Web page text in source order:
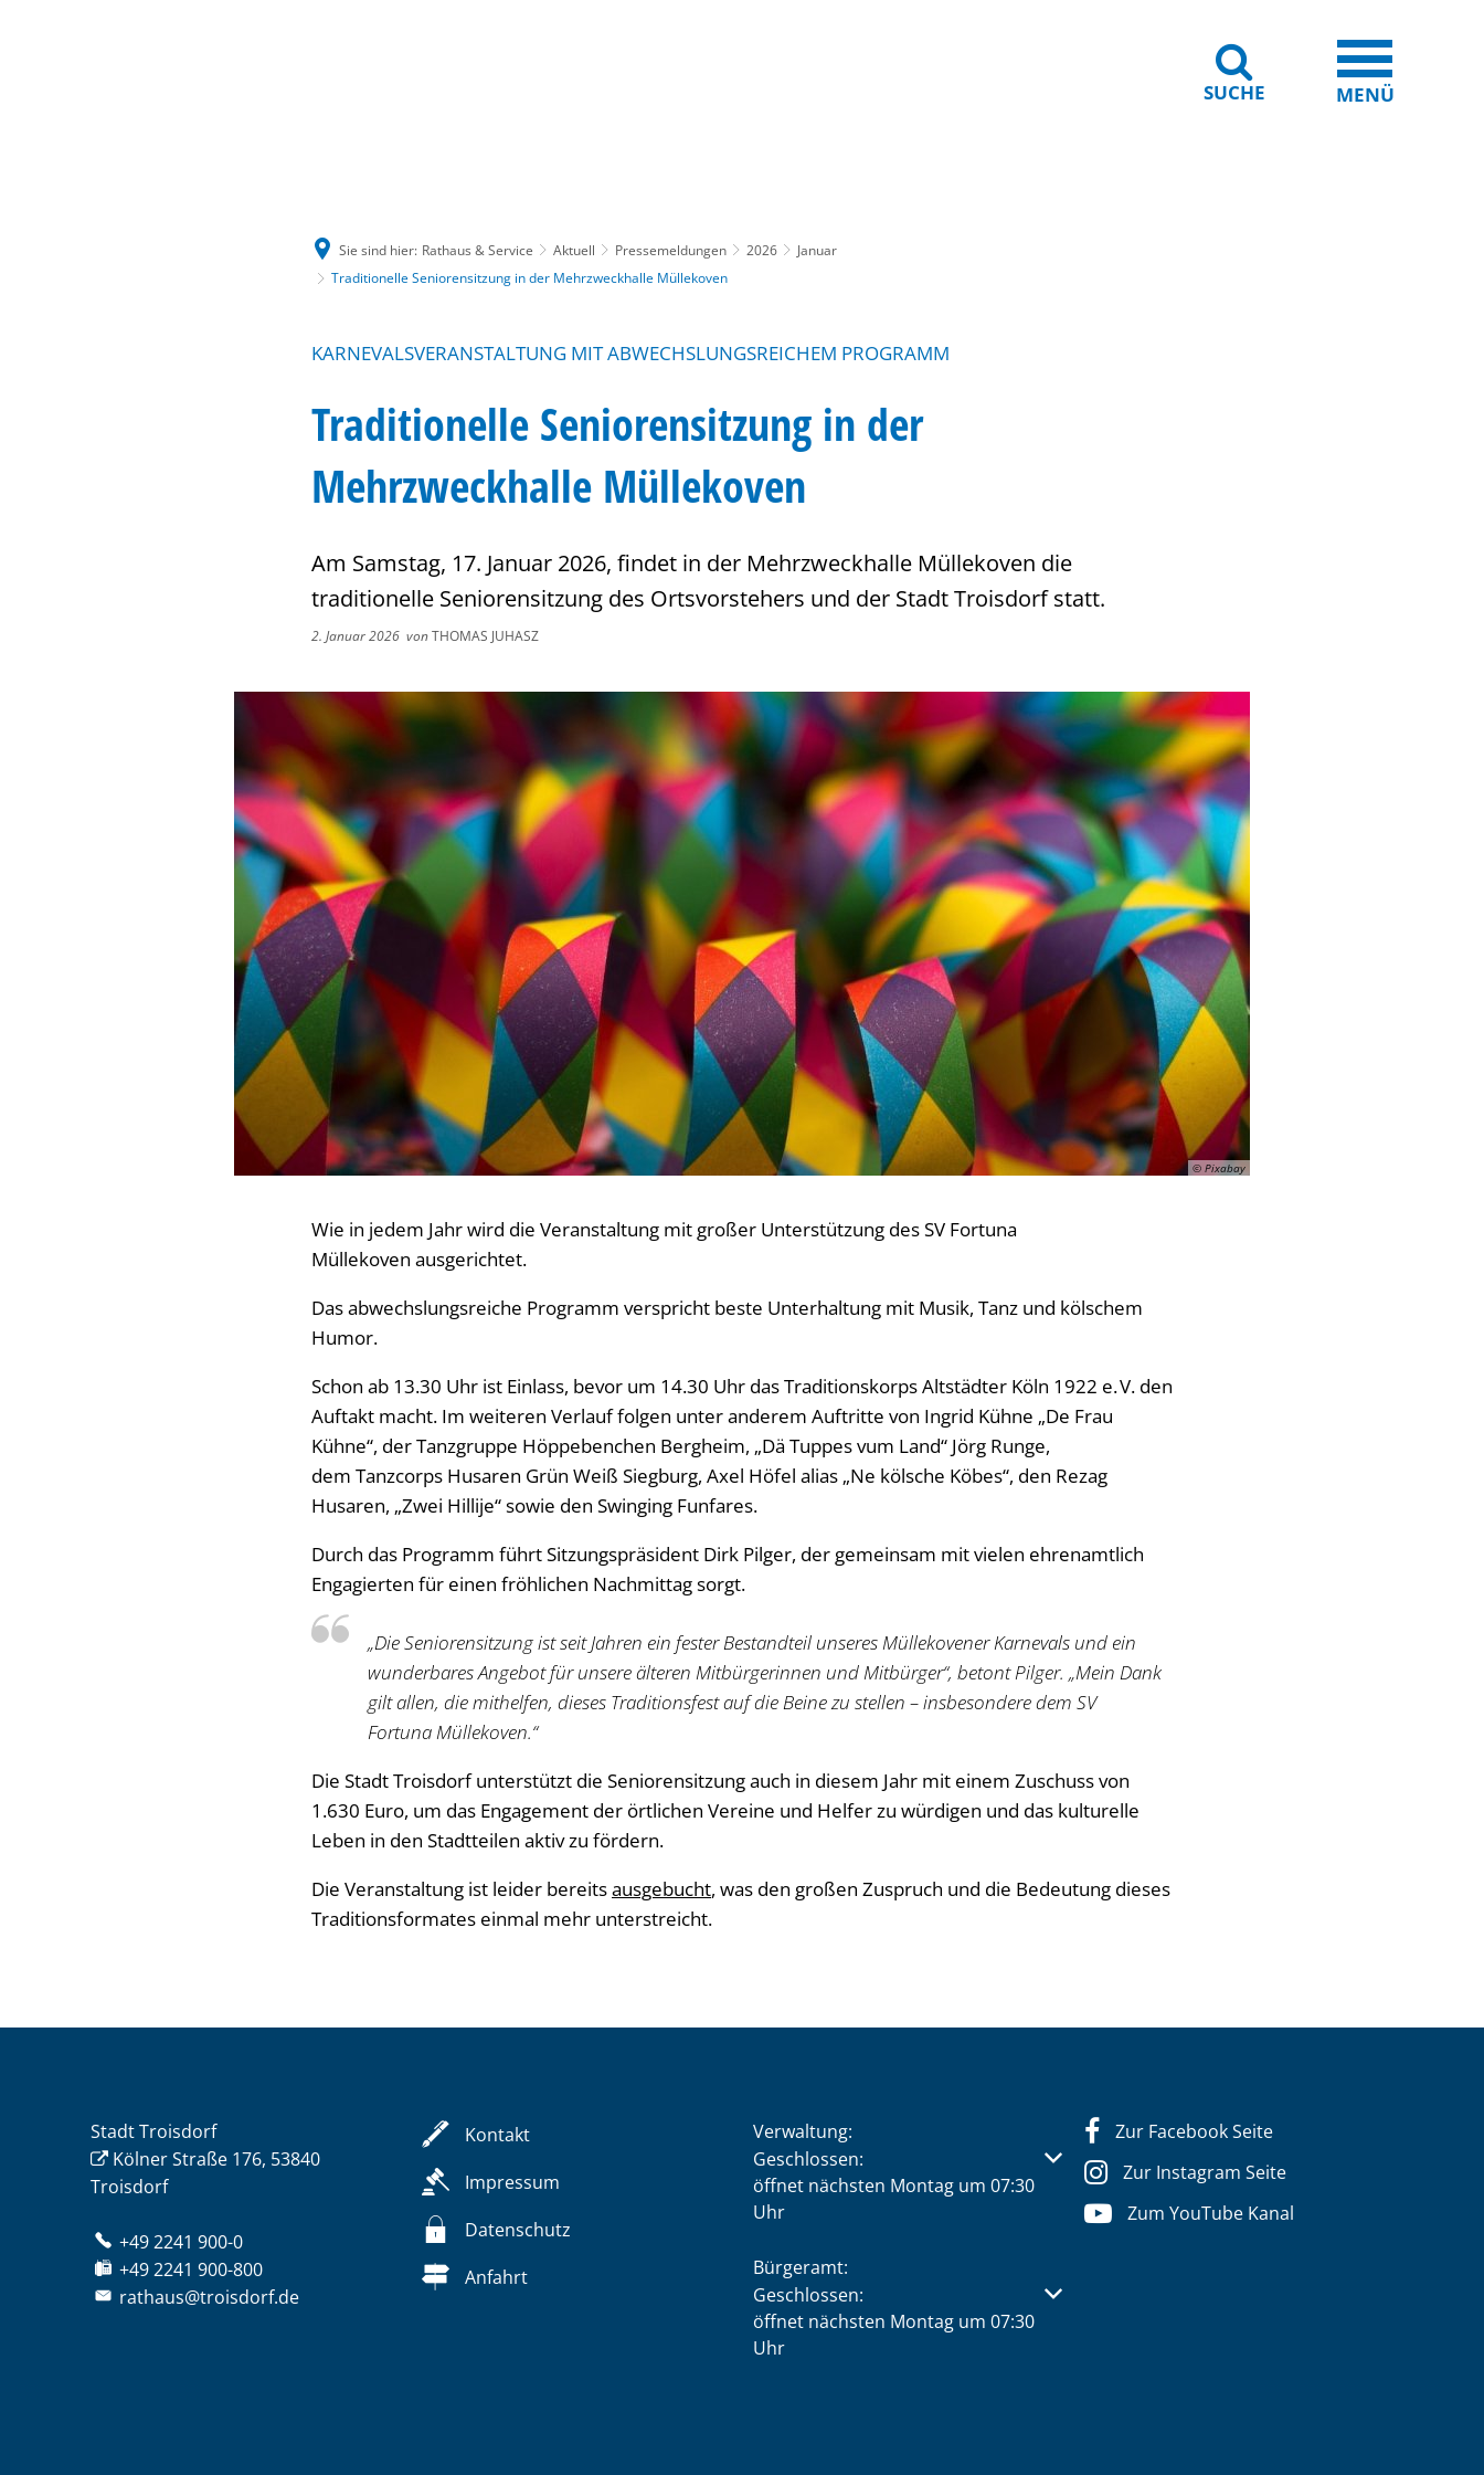
SUCHE MENÜ
Sie sind hier: Rathaus & Service Aktuell Pressemeldungen 2026
Januar
Traditionelle Seniorensitzung in der Mehrzweckhalle Müllekoven
KARNEVALSVERANSTALTUNG MIT ABWECHSLUNGSREICHEM PROGRAMM
Traditionelle Seniorensitzung in der
Mehrzweckhalle Müllekoven
Am Samstag, 17. Januar 2026, findet in der Mehrzweckhalle Müllekoven die
traditionelle Seniorensitzung des Ortsvorstehers und der Stadt Troisdorf statt.
2. Januar 2026 vonTHOMAS JUHASZ
© Pixabay
Wie in jedem Jahr wird die Veranstaltung mit großer Unterstützung des SV Fortuna
Müllekoven ausgerichtet.
Das abwechslungsreiche Programm verspricht beste Unterhaltung mit Musik, Tanz und kölschem
Humor.
Schon ab 13.30 Uhr ist Einlass, bevor um 14.30 Uhr das Traditionskorps Altstädter Köln 1922 e. V. den
Auftakt macht. Im weiteren Verlauf folgen unter anderem Auftritte von Ingrid Kühne „De Frau
Kühne“, der Tanzgruppe Höppebenchen Bergheim, „Dä Tuppes vum Land“ Jörg Runge,
dem Tanzcorps Husaren Grün Weiß Siegburg, Axel Höfel alias „Ne kölsche Köbes“, den Rezag
Husaren, „Zwei Hillije“ sowie den Swinging Funfares.
Durch das Programm führt Sitzungspräsident Dirk Pilger, der gemeinsam mit vielen ehrenamtlich
Engagierten für einen fröhlichen Nachmittag sorgt.
„Die Seniorensitzung ist seit Jahren ein fester Bestandteil unseres Müllekovener Karnevals und ein
wunderbares Angebot für unsere älteren Mitbürgerinnen und Mitbürger“, betont Pilger. „Mein Dank
gilt allen, die mithelfen, dieses Traditionsfest auf die Beine zu stellen – insbesondere dem SV
Fortuna Müllekoven.“
Die Stadt Troisdorf unterstützt die Seniorensitzung auch in diesem Jahr mit einem Zuschuss von
1.630 Euro, um das Engagement der örtlichen Vereine und Helfer zu würdigen und das kulturelle
Leben in den Stadtteilen aktiv zu fördern.
Die Veranstaltung ist leider bereitsausgebucht, was den großen Zuspruch und die Bedeutung dieses
Traditionsformates einmal mehr unterstreicht.
Stadt Troisdorf
Kölner Straße 176, 53840
Troisdorf
+49 2241 900-0
+49 2241 900-800
rathaus@troisdorf.de
Kontakt
Impressum
Datenschutz
Anfahrt
Verwaltung:
Klicken, um weitere Öffnungs- oder Schließzeiten auszublenden
Geschlossen:
öffnet nächsten Montag um 07:30
Uhr
Bürgeramt:
Klicken, um weitere Öffnungs- oder Schließzeiten auszublenden
Geschlossen:
öffnet nächsten Montag um 07:30
Uhr
Zur Facebook Seite
Zur Instagram Seite
Zum YouTube Kanal